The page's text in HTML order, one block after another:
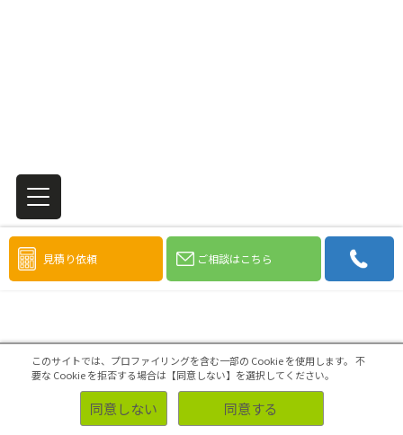
添付ファイル
見積り依頼 ご相談はこちら
このサイトでは、プロファイリングを含む一部の Cookie を使用します。 不
要な Cookie を拒否する場合は【同意しない】を選択してください。
同意しない 同意する